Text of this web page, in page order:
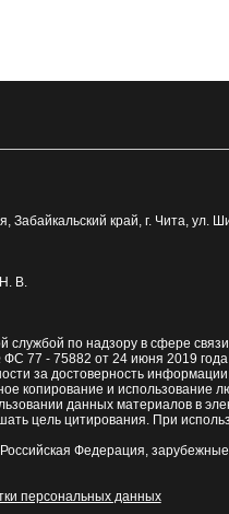
Забайкальский край, г. Чита, ул.
В.
службой по надзору в сфере
77 - 75882 от 24 июня 2019 года
за достоверность
копирование и использование
данных материалов в
цель цитирования. При
Федерация,
персональных данных